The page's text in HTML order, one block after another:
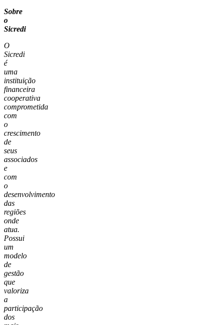
Sobre
o
Sicredi
O
Sicredi
é
uma
instituição
financeira
cooperativa
comprometida
com
o
crescimento
de
seus
associados
e
com
o
desenvolvimento
das
regiões
onde
atua.
Possui
um
modelo
de
gestão
que
valoriza
a
participação
dos